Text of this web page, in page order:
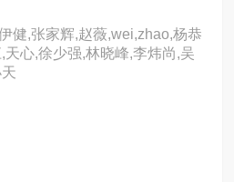
健,张家辉,赵薇,wei,zhao,杨恭
天心,徐少强,林晓峰,李炜尚,吴